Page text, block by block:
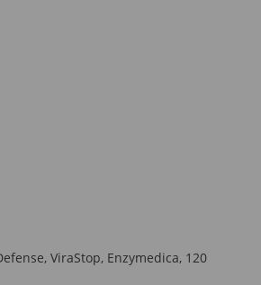
ViraStop, Enzymedica, 120